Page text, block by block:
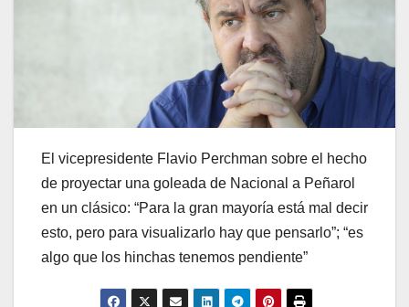
El vicepresidente Flavio Perchman sobre el hecho
de proyectar una goleada de Nacional a Peñarol
en un clásico: “Para la gran mayoría está mal decir
esto, pero para visualizarlo hay que pensarlo”; “es
algo que los hinchas tenemos pendiente”